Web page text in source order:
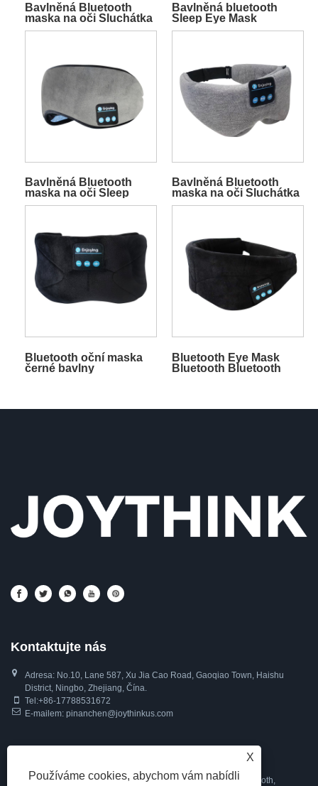
Bavlněná Bluetooth
maska ​​na oči Sluchátka
přes hlavu šedá
Bavlněná bluetooth
Sleep Eye Mask
Sluckphones Black
Bavlněná Bluetooth
maska ​​na oči Sleep
Headphones Grey
Bavlněná Bluetooth
maska ​​na oči Sluchátka
do uší Mini šedá
Bluetooth oční maska ​​
černé bavlny
Bluetooth Eye Mask
Bluetooth Bluetooth
Kontaktujte nás
Adresa: No.10, Lane 587, Xu Jia Cao Road, Gaoqiao Town, Haishu
District, Ningbo, Zhejiang, Čína.
Tel:+86-17788531672
E-mailem: pinanchen@joythinkus.com
V případě dotazů na sluchátka na spaní, masku na spaní s bluetooth,
X
Používáme cookies, abychom vám nabídli